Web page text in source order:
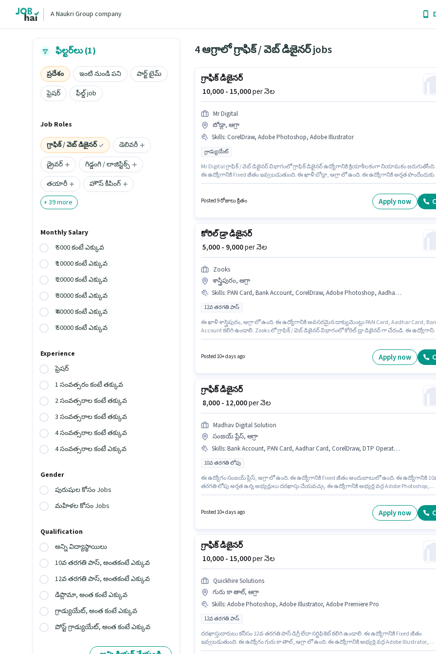
A Naukri Group company
ఫిల్టర్‌లు (1)
ప్రదేశం ఇంటి నుండి పని
పార్ట్ టైమ్
ఫ్రెషర్
ఫీల్డ్ job
Job Roles
గ్రాఫిక్ / వెబ్ డిజైనర్
డెలివరీ
డ్రైవర్
గిడ్డంగి / లాజిస్టిక్స్
తయారీ
హౌస్ కీపింగ్
+39more
Monthly Salary
₹ 5000 కంటే ఎక్కువ
₹ 10000 కంటే ఎక్కువ
₹ 20000 కంటే ఎక్కువ
₹ 30000 కంటే ఎక్కువ
₹ 40000 కంటే ఎక్కువ
₹ 50000 కంటే ఎక్కువ
Experience
ఫ్రెషర్
1 సంవత్సరం కంటే తక్కువ
2 సంవత్సరాల కంటే తక్కువ
3 సంవత్సరాల కంటే తక్కువ
4 సంవత్సరాల కంటే తక్కువ
4 సంవత్సరాల కంటే ఎక్కువ
Gender
పురుషుల కోసం Jobs
మహిళల కోసం Jobs
Qualification
అన్ని విద్యాస్థాయిలు
10వ తరగతి పాస్, అంతకంటే ఎక్కువ
12వ తరగతి పాస్, అంతకంటే ఎక్కువ
డిప్లొమా, అంత కంటే ఎక్కువ
గ్రాడ్యుయేట్, అంత కంటే ఎక్కువ
పోస్ట్ గ్రాడ్యుయేట్, అంత కంటే ఎక్కువ
4 ఆగ్రాలో గ్రాఫిక్ / వెబ్ డిజైనర్ jobs
గ్రాఫిక్ డిజైనర్
₹ 10,000 - 15,000per నెల
Mr Digital
బోడ్లా, ఆగ్రా
Skills: CorelDraw, Adobe Photoshop, Adobe Illustrator
గ్రాడ్యుయేట్
Mr Digital గ్రాఫిక్ / వెబ్ డిజైనర్ విభాగంలో గ్రాఫిక్ డిజైనర్ ఉద్యోగానికి క్రియాశీలకంగా నియామకం జరుగుతోంది.
ఈ ఉద్యోగానికి Fixed జీతం ఇవ్వబడుతుంది. ఈ ఖాళీ బోడ్లా, ఆగ్రా లో ఉంది. ఈ ఉద్యోగానికి అర్హత పొందేందుకు
సంపాదించవచ్చు. ఈ ఉద్యోగానికి అభ్యర్థులు తప్పనిసరిగా గ్రాడ్యుయేట్ డిగ్రీ/సర్టిఫికెట్ కలిగి ఉండాలి.
Posted 9 రోజులు క్రితం Apply now
కోరెల్ డ్రా డిజైనర్
₹ 5,000 - 9,000per నెల
Zooks
శాస్త్రిపురం, ఆగ్రా
Skills: PAN Card, Bank Account, CorelDraw, Adobe Photoshop, Aadhar Card, Adobe Illustrator
12వ తరగతి పాస్
ఈ ఖాళీ శాస్త్రిపురం, ఆగ్రా లో ఉంది. ఈ ఉద్యోగానికి అవసరమైన డాక్యుమెంట్లు PAN Card, Aadhar Card,
Account కలిగి ఉండాలి. Zooks లో గ్రాఫిక్ / వెబ్ డిజైనర్ విభాగంలో కోరెల్ డ్రా డిజైనర్ గా చేరండి. ఈ ఉద్యోగానికి
ఈ ఉద్యోగానికి Fixed జీతం ఇవ్వబడుతుంది.
Posted 10+ days ago Apply now
గ్రాఫిక్ డిజైనర్
₹ 8,000 - 12,000per నెల
Madhav Digital Solution
సంజయ్ ప్లేస్, ఆగ్రా
Skills: Bank Account, PAN Card, Aadhar Card, CorelDraw, DTP Operator, Adobe Photoshop
10వ తరగతి లోపు
ఈ ఉద్యోగం సంజయ్ ప్లేస్, ఆగ్రా లో ఉంది. ఈ ఉద్యోగానికి Fixed జీతం అందుబాటులో ఉంది. ఈ ఉద్యోగానికి
తరగతి లోపు అర్హత ఉన్న అభ్యర్థులు దరఖాస్తు చేయవచ్చు. ఈ ఉద్యోగానికి అభ్యర్థి వద్ద Adobe Photoshop,
అవసరం.
Posted 10+ days ago Apply now
గ్రాఫిక్ డిజైనర్
₹ 10,000 - 15,000per నెల
Quickhire Solutions
గురు కా తాల్, ఆగ్రా
Skills: Adobe Photoshop, Adobe Illustrator, Adobe Premiere Pro
12వ తరగతి పాస్
దరఖాస్తుదారులు కనీసం 12వ తరగతి పాస్ డిగ్రీ లేదా సర్టిఫికెట్ కలిగి ఉండాలి. ఈ ఉద్యోగానికి Fixed జీతం
ఇవ్వబడుతుంది. ఈ ఉద్యోగం గురు కా తాల్, ఆగ్రా లో ఉంది. ఈ ఉద్యోగానికి అభ్యర్థి వద్ద Adobe Illustrator,